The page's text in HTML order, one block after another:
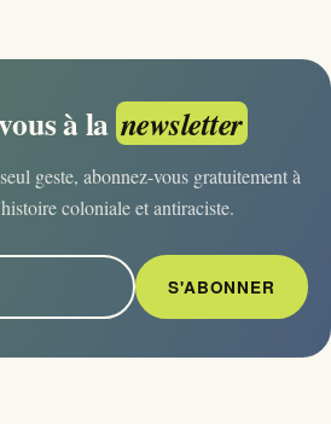
à la newsletter
geste, abonnez-vous gratuitement à
coloniale et antiraciste.
S'ABONNER